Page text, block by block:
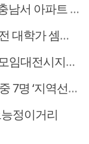
잇따라…주민 대피·불편
가 셈법 복잡
중식지원 봉사활동
’… 대전도 69.7%
정이거리